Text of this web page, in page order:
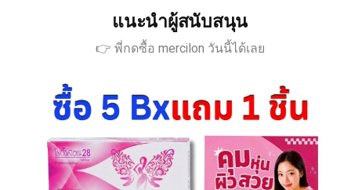
แนะนำผู้สนับสนุน
👉 พี่กดซื้อ mercilon วันนี้ได้เลย